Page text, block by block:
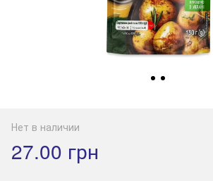
Нет в наличии
27.00 грн